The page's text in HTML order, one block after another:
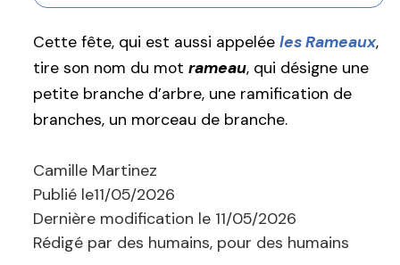
Cette fête, qui est aussi appelée les Rameaux,
tire son nom du mot rameau, qui désigne une
petite branche d’arbre, une ramification de
branches, un morceau de branche.
Camille Martinez
Publié le11/05/2026
Dernière modification le 11/05/2026
Rédigé par des humains, pour des humains